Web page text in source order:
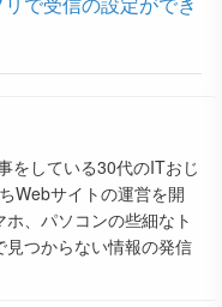
をしている30代のITおじ
Webサイトの運営を開
、パソコンの些細なト
つからない情報の発信